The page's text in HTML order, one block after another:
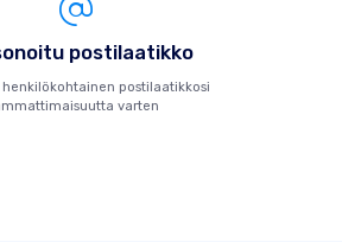
postilaatikko
henkilökohtainen postilaatikkosi
varten